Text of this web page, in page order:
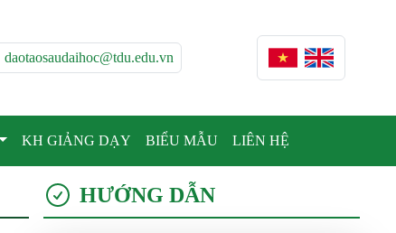
daotaosaudaihoc@tdu.edu.vn
KH GIẢNG DẠY BIỂU MẪU LIÊN HỆ
HƯỚNG DẪN